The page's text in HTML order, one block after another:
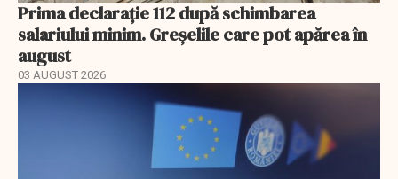
Prima declarație 112 după schimbarea
salariului minim. Greșelile care pot apărea în
august
03 AUGUST 2026